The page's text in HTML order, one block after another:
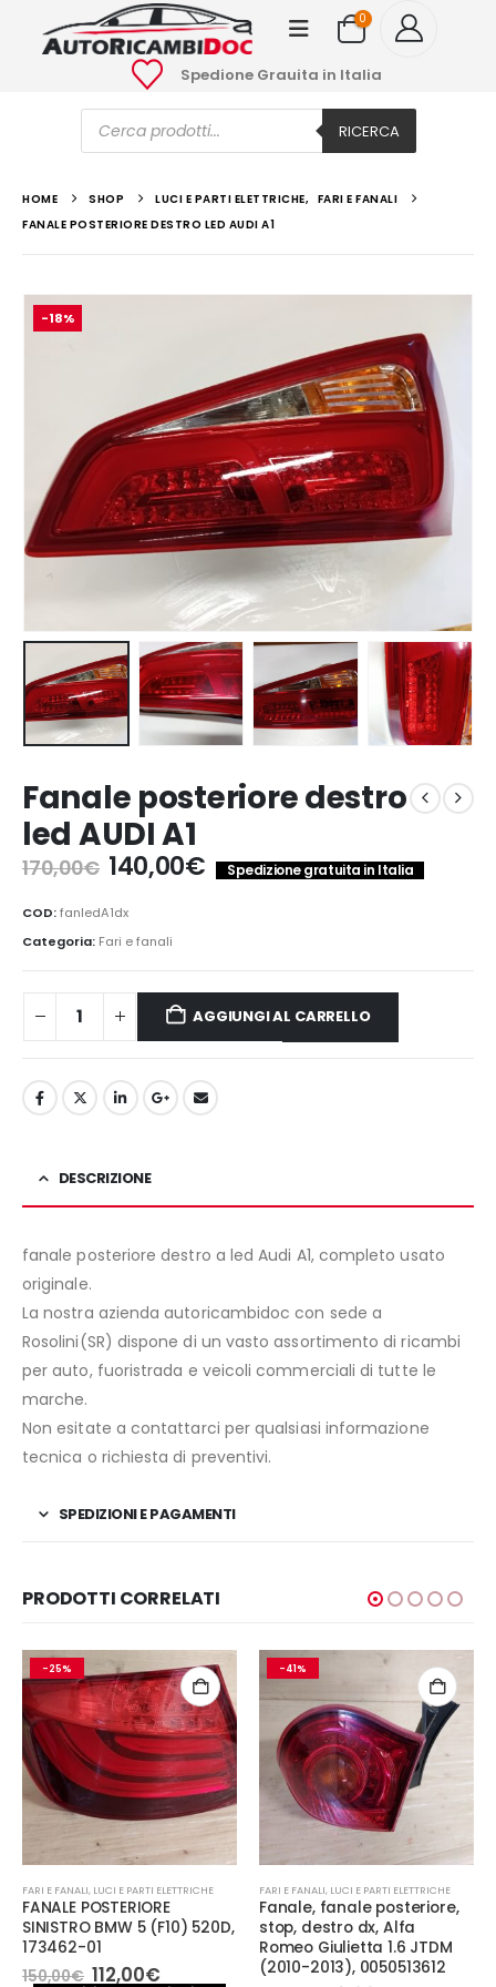
0
Spedione Grauita in Italia
Ricerca
prodotti RICERCA
HOME SHOP LUCI E PARTI ELETTRICHE, FARI E FANALI
FANALE POSTERIORE DESTRO LED AUDI A1
-18%
Fanale posteriore destro
led AUDI A1
170,00€ Il
prezzo
originale
era:
170,00€.
140,00€Il
prezzo
140,00€.
Spedizione gratuita in Italia
COD:fanledA1dx
Categoria: Fari e fanali
AGGIUNGI AL CARRELLO
DESCRIZIONE
fanale posteriore destro a led Audi A1, completo usato
originale.
La nostra azienda autoricambidoc con sede a
Rosolini(SR) dispone di un vasto assortimento di ricambi
per auto, fuoristrada e veicoli commerciali di tutte le
marche.
Non esitate a contattarci per qualsiasi informazione
tecnica o richiesta di preventivi.
SPEDIZIONI E PAGAMENTI
PRODOTTI CORRELATI
-25%
FARI E FANALI, LUCI E PARTI ELETTRICHE
FANALE POSTERIORE
SINISTRO BMW 5 (F10) 520D,
173462-01
150,00€ Il
112,00€Il
-41%
FARI E FANALI, LUCI E PARTI ELETTRICHE
Fanale, fanale posteriore,
stop, destro dx, Alfa
Romeo Giulietta 1.6 JTDM
(2010-2013), 0050513612